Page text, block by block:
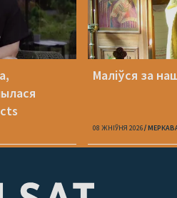
Маліўся за
08 ЖНІЎНЯ 2026